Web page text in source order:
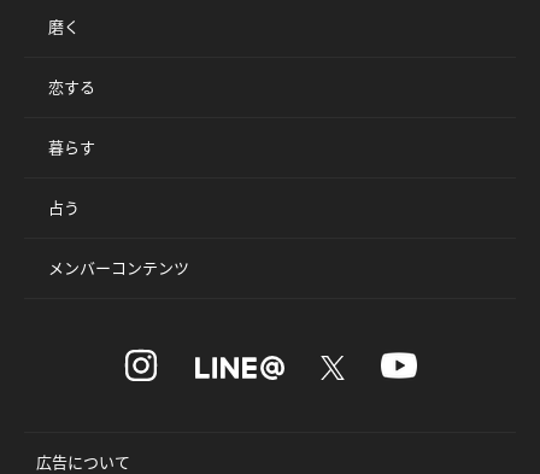
磨く
恋する
暮らす
占う
メンバーコンテンツ
広告について